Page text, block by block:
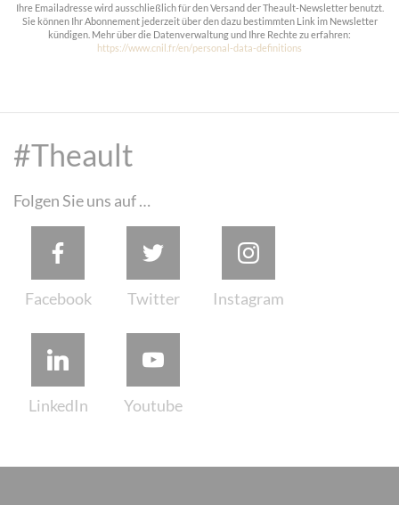
Ihre Emailadresse wird ausschließlich für den Versand der Theault-Newsletter benutzt.
Sie können Ihr Abonnement jederzeit über den dazu bestimmten Link im Newsletter
kündigen. Mehr über die Datenverwaltung und Ihre Rechte zu erfahren:
https://www.cnil.fr/en/personal-data-definitions
#Theault
Folgen Sie uns auf …